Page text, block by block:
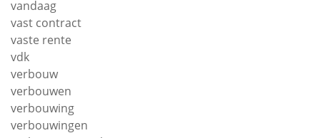
vandaag
vast contract
vaste rente
vdk
verbouw
verbouwen
verbouwing
verbouwingen